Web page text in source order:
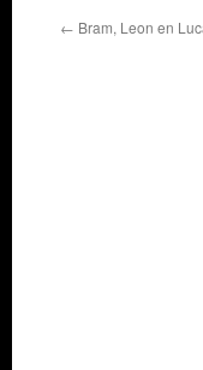
← Bram, Leon en